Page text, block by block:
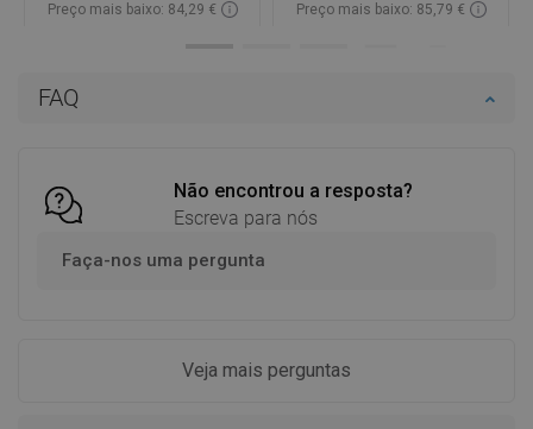
FAQ
Não encontrou a resposta?
Escreva para nós
Faça-nos uma pergunta
Veja mais perguntas
Preço mais baixo: 84,29 €
Preço mais baixo: 85,79 €